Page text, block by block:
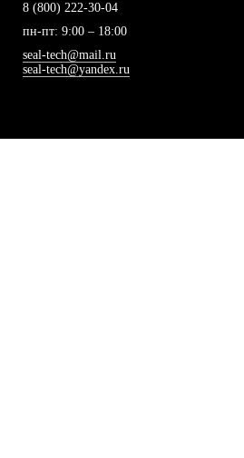
8 (800) 222-30-04
пн-пт: 9:00 – 18:00
seal-tech@mail.ru
seal-tech@yandex.ru